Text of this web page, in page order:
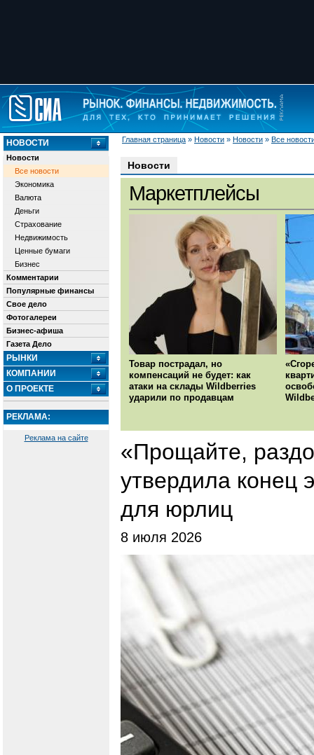
Главная страница » Новости » Новости » Все
НОВОСТИ
Новости
Все новости
Экономика
Валюта
Деньги
Страхование
Недвижимость
Ценные бумаги
Бизнес
Комментарии
Популярные финансы
Свое дело
Фотогалереи
Бизнес-афиша
Газета Дело
РЫНКИ
КОМПАНИИ
О ПРОЕКТЕ
РЕКЛАМА:
Реклама на сайте
Новости
Маркетплейсы
Товар пострадал, но
компенсаций не будет: как
атаки на склады Wildberries
ударили по продавцам
«Прощайте,
утвердила конец
для юрлиц
8 июля 2026